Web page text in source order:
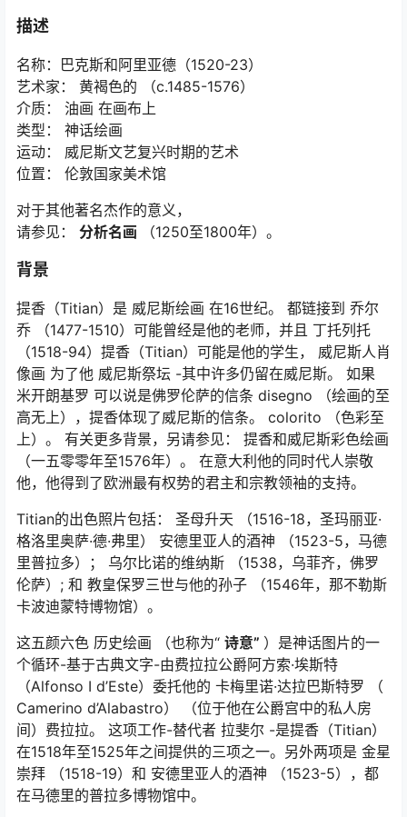
描述
名称：巴克斯和阿里亚德（1520-23）
艺术家： 黄褐色的 （c.1485-1576）
介质： 油画 在画布上
类型： 神话绘画
运动： 威尼斯文艺复兴时期的艺术
位置： 伦敦国家美术馆
对于其他著名杰作的意义，
请参见： 分析名画 （1250至1800年）。
背景
提香（Titian）是 威尼斯绘画 在16世纪。 都链接到 乔尔
乔 （1477-1510）可能曾经是他的老师，并且 丁托列托
（1518-94）提香（Titian）可能是他的学生， 威尼斯人肖
像画 为了他 威尼斯祭坛 -其中许多仍留在威尼斯。 如果
米开朗基罗 可以说是佛罗伦萨的信条 disegno
（绘画的至
高无上），提香体现了威尼斯的信条。 colorito
（色彩至
上）。 有关更多背景，另请参见： 提香和威尼斯彩色绘画
（一五零零年至1576年）。 在意大利他的同时代人崇敬
他，他得到了欧洲最有权势的君主和宗教领袖的支持。
Titian的出色照片包括： 圣母升天 （1516-18，圣玛丽亚·
格洛里奥萨·德·弗里） 安德里亚人的酒神 （1523-5，马德
里普拉多）； 乌尔比诺的维纳斯 （1538，乌菲齐，佛罗
伦萨）; 和 教皇保罗三世与他的孙子 （1546年，那不勒斯
卡波迪蒙特博物馆）。
这五颜六色 历史绘画 （也称为“ 诗意” ）是神话图片的一
个循环-基于古典文字-由费拉拉公爵阿方索·埃斯特
（Alfonso I d’Este）委托他的 卡梅里诺·达拉巴斯特罗
（
Camerino d’Alabastro）
（位于他在公爵宫中的私人房
间）费拉拉。 这项工作-替代者 拉斐尔 -是提香（Titian）
在1518年至1525年之间提供的三项之一。另外两项是 金星
崇拜
（1518-19）和 安德里亚人的酒神
（1523-5），都
在马德里的普拉多博物馆中。